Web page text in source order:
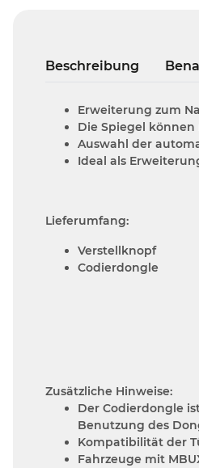
Beschreibung
Erweiterung zum
Die Spiegel
Auswahl der
Ideal als
Lieferumfang:
Verstellknopf
Codierdongle
Zusätzliche Hinweise:
Der Codierdongle
Benutzung des
Kompatibilität der
Fahrzeuge mit